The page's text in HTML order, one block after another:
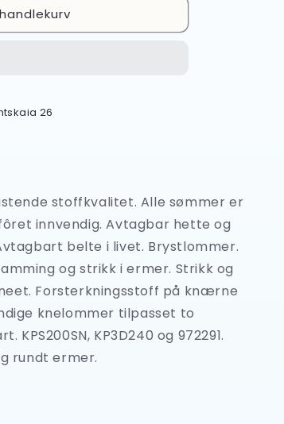
26
stoffkvalitet. Alle sømmer er
innvendig. Avtagbar hette og
belte i livet. Brystlommer.
og strikk i ermer. Strikk og
Forsterkningsstoff på knærne
knelommer tilpasset to
KP3D240 og 972291.
rundt ermer.